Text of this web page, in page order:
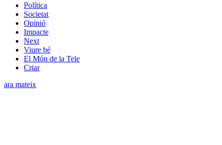
Política
Societat
Opinió
Impacte
Next
Viure bé
El Món de la Tele
Criar
ara mateix